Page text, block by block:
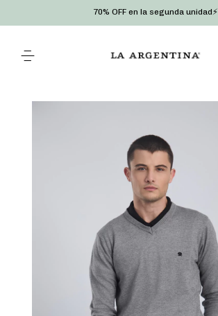
70% OFF en la segunda unidad⚡